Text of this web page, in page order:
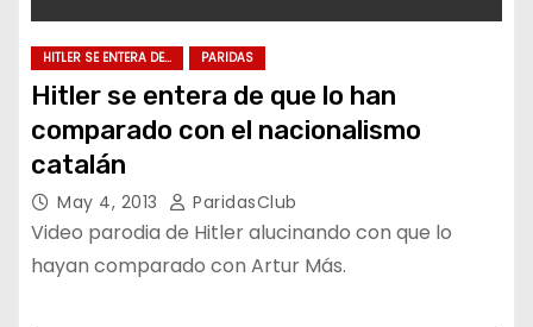
HITLER SE ENTERA DE... PARIDAS
Hitler se entera de que lo han
comparado con el nacionalismo
catalán
May 4, 2013 ParidasClub
Video parodia de Hitler alucinando con que lo
hayan comparado con Artur Más.